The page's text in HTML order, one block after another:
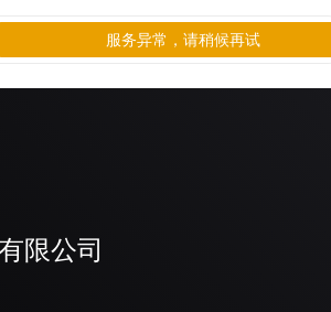
限公司
服务异常，请稍候再试